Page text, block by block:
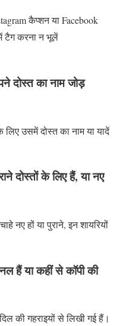
कैप्शन या Facebook
टैग करना न भूलें
दोस्त का नाम जोड़
उसमें दोस्त का नाम या यादें
दोस्तों के लिए हैं, या नए
नए हों या पुराने, इन शायरियों
हैं या कहीं से कॉपी की
की गहराइयों से लिखी गई हैं।